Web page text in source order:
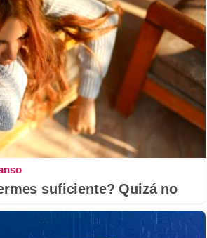
suficiente? Quizá no